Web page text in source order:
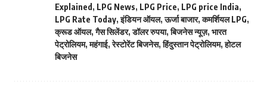
Explained , LPG News, LPG Price, LPG price India,
LPG Rate Today,इंडियन ऑयल,ऊर्जा बाजार,कमर्शियल LPG,
क्रूड ऑयल,गैस सिलेंडर,डॉलर रुपया,बिजनेस न्यूज़, भारत
पेट्रोलियम,महंगाई,रेस्टोरेंट बिजनेस,हिंदुस्तान पेट्रोलियम,होटल
बिजनेस